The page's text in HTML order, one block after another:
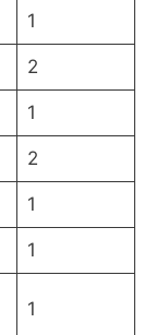
1
2
1
2
1
1
1